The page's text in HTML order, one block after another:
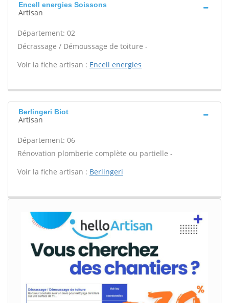
Encell energies Soissons
Artisan
Département: 02
Décrassage / Démoussage de toiture -
Voir la fiche artisan : Encell energies
Berlingeri Biot
Artisan
Département: 06
Rénovation plomberie complète ou partielle -
Voir la fiche artisan : Berlingeri